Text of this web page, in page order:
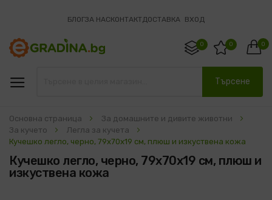
БЛОГЗА НАСКОНТАКТДОСТАВКА ВХОД
0
0 0
Търсене
Основна страница
За домашните и дивите животни
За кучето
Легла за кучета
Кучешко легло, черно, 79x70x19 см, плюш и изкуствена кожа
Кучешко легло, черно, 79x70x19 см, плюш и
изкуствена кожа